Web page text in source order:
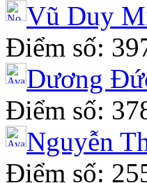
Vũ Duy
Điểm số:
Dương
Điểm số:
Nguyễn
Điểm số: